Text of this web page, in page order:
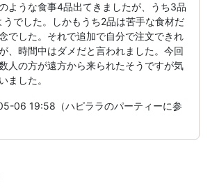
ような食事4品出てきましたが、うち3品
うでした。しかもうち2品は苦手な食材だ
でした。それで追加で自分で注文できれ
、時間中はダメだと言われました。今回
人の方が遠方から来られたそうですが気
ました。
06 19:58（ハピララのパーティーに参